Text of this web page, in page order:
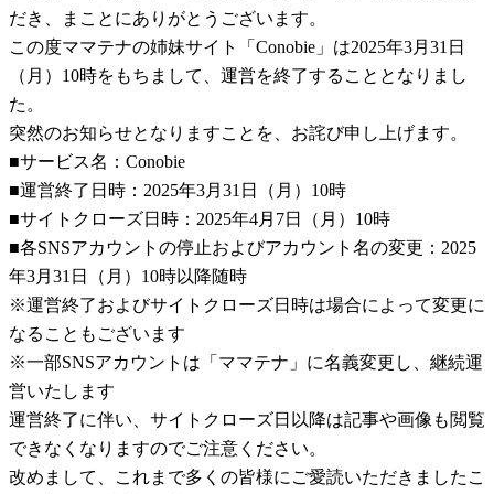
だき、まことにありがとうございます。
この度ママテナの姉妹サイト「Conobie」は2025年3月31日
（月）10時をもちまして、運営を終了することとなりまし
た。
突然のお知らせとなりますことを、お詫び申し上げます。
■サービス名：Conobie
■運営終了日時：2025年3月31日（月）10時
■サイトクローズ日時：2025年4月7日（月）10時
■各SNSアカウントの停止およびアカウント名の変更：2025
年3月31日（月）10時以降随時
※運営終了およびサイトクローズ日時は場合によって変更に
なることもございます
※一部SNSアカウントは「ママテナ」に名義変更し、継続運
営いたします
運営終了に伴い、サイトクローズ日以降は記事や画像も閲覧
できなくなりますのでご注意ください。
改めまして、これまで多くの皆様にご愛読いただきましたこ